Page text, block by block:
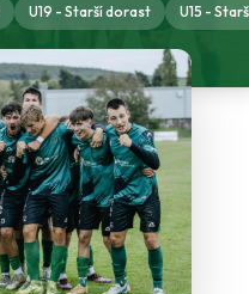
U19 - Starší dorast U15 -